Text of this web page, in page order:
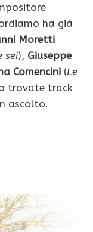
ha già
Moretti
sei), Giuseppe
Comencini (Le
trovate track
ascolto.